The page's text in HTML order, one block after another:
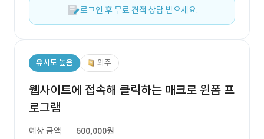
로그인 후 무료 견적 상담 받으세요.
유사도 높음 외주
웹사이트에 접속해 클릭하는 매크로 윈폼 프
로그램
예상 금액
600,000원